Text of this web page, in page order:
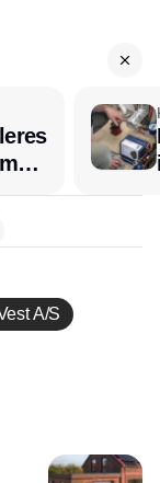
A/S